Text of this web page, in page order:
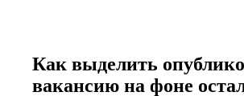
Как выделить
вакансию на фоне